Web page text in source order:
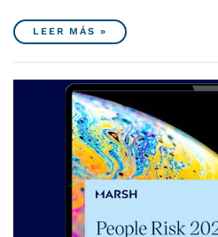
LEER MÁS »